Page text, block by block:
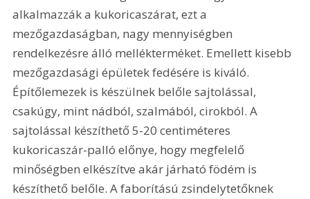
alkalmazzák a kukoricaszárat, ezt a
mezőgazdaságban, nagy mennyiségben
rendelkezésre álló mellékterméket. Emellett kisebb
mezőgazdasági épületek fedésére is kiváló.
Építőlemezek is készülnek belőle sajtolással,
csakúgy, mint nádból, szalmából, cirokból. A
sajtolással készíthető 5-20 centiméteres
kukoricaszár-palló előnye, hogy megfelelő
minőségben elkészítve akár járható födém is
készíthető belőle. A faborítású zsindelytetőknek